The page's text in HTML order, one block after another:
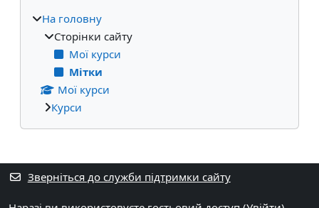
На головну
Сторінки сайту
Мої курси
Мітки
Мої курси
Курси
Додаткові блоки
Зверніться до служби підтримки сайту